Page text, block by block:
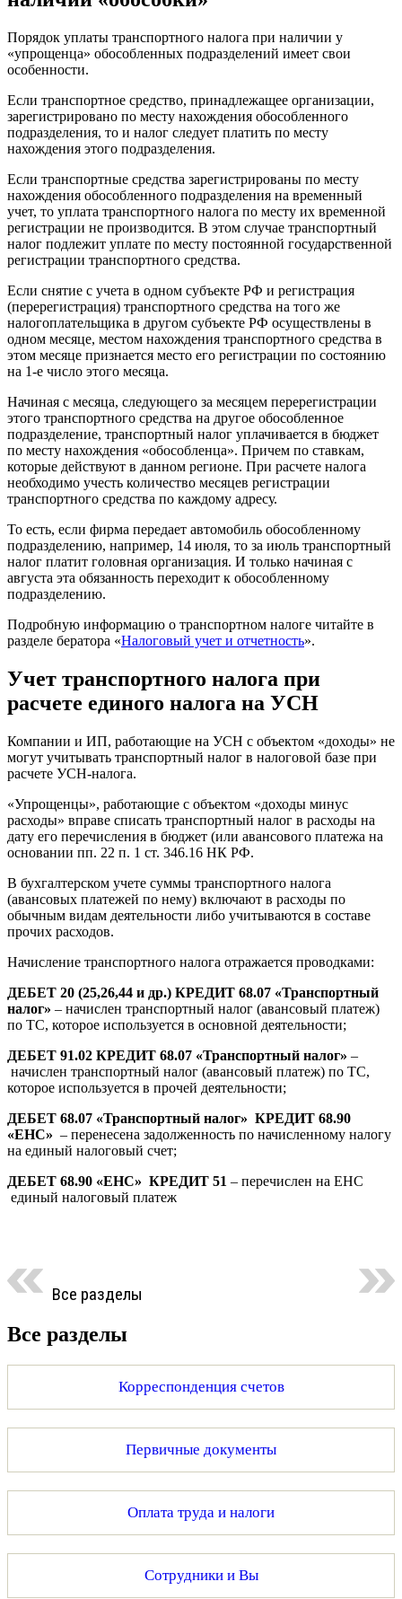
Порядок уплаты транспортного налога при наличии у
«упрощенца» обособленных подразделений имеет свои
особенности.
Если транспортное средство, принадлежащее организации,
зарегистрировано по месту нахождения обособленного
подразделения, то и налог следует платить по месту
нахождения этого подразделения.
Если транспортные средства зарегистрированы по месту
нахождения обособленного подразделения на временный
учет, то уплата транспортного налога по месту их временной
регистрации не производится. В этом случае транспортный
налог подлежит уплате по месту постоянной государственной
регистрации транспортного средства.
Если снятие с учета в одном субъекте РФ и регистрация
(перерегистрация) транспортного средства на того же
налогоплательщика в другом субъекте РФ осуществлены в
одном месяце, местом нахождения транспортного средства в
этом месяце признается место его регистрации по состоянию
на 1-е число этого месяца.
Начиная с месяца, следующего за месяцем перерегистрации
этого транспортного средства на другое обособленное
подразделение, транспортный налог уплачивается в бюджет
по месту нахождения «обособленца». Причем по ставкам,
которые действуют в данном регионе. При расчете налога
необходимо учесть количество месяцев регистрации
транспортного средства по каждому адресу.
То есть, если фирма передает автомобиль обособленному
подразделению, например, 14 июля, то за июль транспортный
налог платит головная организация. И только начиная с
августа эта обязанность переходит к обособленному
подразделению.
Подробную информацию о транспортном налоге читайте в
разделе бератора «Налоговый учет и отчетность».
Учет транспортного налога при
расчете единого налога на УСН
Компании и ИП, работающие на УСН с объектом «доходы» не
могут учитывать транспортный налог в налоговой базе при
расчете УСН-налога.
«Упрощенцы», работающие с объектом «доходы минус
расходы» вправе списать транспортный налог в расходы на
дату его перечисления в бюджет (или авансового платежа на
основании пп. 22 п. 1 ст. 346.16 НК РФ.
В бухгалтерском учете суммы транспортного налога
(авансовых платежей по нему) включают в расходы по
обычным видам деятельности либо учитываются в составе
прочих расходов.
Начисление транспортного налога отражается проводками:
ДЕБЕТ 20 (25,26,44 и др.) КРЕДИТ 68.07 «Транспортный
налог» – начислен транспортный налог (авансовый платеж)
по ТС, которое используется в основной деятельности;
ДЕБЕТ 91.02 КРЕДИТ 68.07 «Транспортный налог» –
начислен транспортный налог (авансовый платеж) по ТС,
которое используется в прочей деятельности;
ДЕБЕТ 68.07 «Транспортный налог» КРЕДИТ 68.90
«ЕНС» – перенесена задолженность по начисленному налогу
на единый налоговый счет;
ДЕБЕТ 68.90 «ЕНС» КРЕДИТ 51 – перечислен на ЕНС
единый налоговый платеж
Все разделы
Все разделы
Корреспонденция счетов
Первичные документы
Оплата труда и налоги
Сотрудники и Вы